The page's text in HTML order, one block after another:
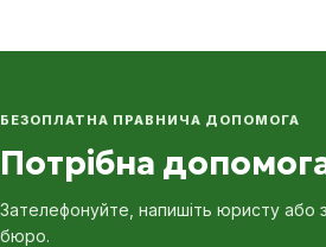
БЕЗОПЛАТНА ПРАВНИЧА ДОПОМОГА
Потрібна
Зателефонуйте, напишіть юристу або
бюро.